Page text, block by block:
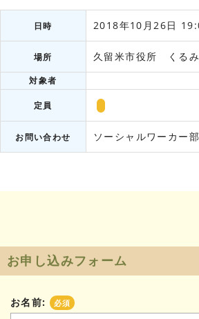
日時 2018年10月26日
場所 久留米市役所 くる
対象者
定員
お問い合わせ ソーシャルワーカ
お申し込みフォーム
お名前: 必須